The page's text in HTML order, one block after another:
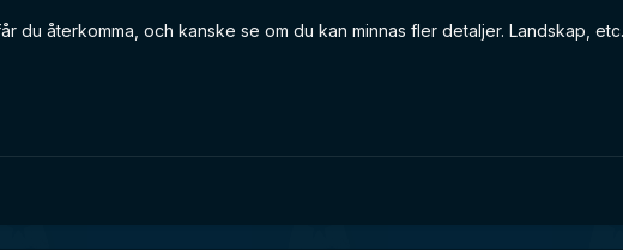
du återkomma, och kanske se om du kan minnas fler detaljer. Landskap, etc.